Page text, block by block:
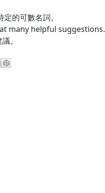
的可數名詞。
many helpful suggestions.
。